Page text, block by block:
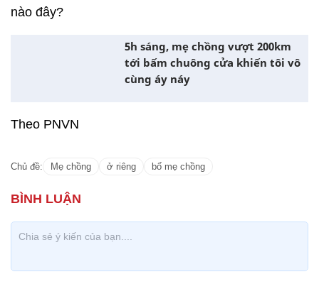
nào đây?
5h sáng, mẹ chồng vượt 200km
tới bấm chuông cửa khiến tôi vô
cùng áy náy
Theo PNVN
Chủ đề: Mẹ chồng ở riêng bố mẹ chồng